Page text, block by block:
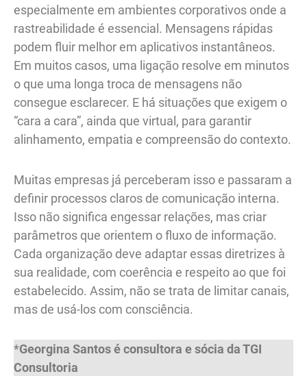
especialmente em ambientes corporativos onde a
rastreabilidade é essencial. Mensagens rápidas
podem fluir melhor em aplicativos instantâneos.
Em muitos casos, uma ligação resolve em minutos
o que uma longa troca de mensagens não
consegue esclarecer. E há situações que exigem o
“cara a cara”, ainda que virtual, para garantir
alinhamento, empatia e compreensão do contexto.
Muitas empresas já perceberam isso e passaram a
definir processos claros de comunicação interna.
Isso não significa engessar relações, mas criar
parâmetros que orientem o fluxo de informação.
Cada organização deve adaptar essas diretrizes à
sua realidade, com coerência e respeito ao que foi
estabelecido. Assim, não se trata de limitar canais,
mas de usá-los com consciência.
*Georgina Santos é consultora e sócia da TGI
Consultoria